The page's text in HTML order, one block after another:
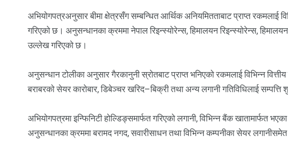
अभियोगपत्रअनुसार बीमा क्षेत्रसँग सम्बन्धित आर्थिक अनियमितताबाट प्राप्त रकमलाई
गरिएको छ। अनुसन्धानका क्रममा नेपाल रिइन्स्योरेन्स, हिमालयन रिइन्स्योरेन्स,
उल्लेख गरिएको छ।
अनुसन्धान टोलीका अनुसार गैरकानुनी स्रोतबाट प्राप्त भनिएको रकमलाई विभिन्न
बराबरको सेयर कारोबार, डिबेञ्चर खरिद–बिक्री तथा अन्य लगानी गतिविधिलाई
अभियोगपत्रमा इन्फिनिटी होल्डिङ्समार्फत गरिएको लगानी, विभिन्न बैंक खातामार्फत
अनुसन्धानका क्रममा बरामद नगद, सवारीसाधन तथा विभिन्न कम्पनीका सेयर लगानीसमेत